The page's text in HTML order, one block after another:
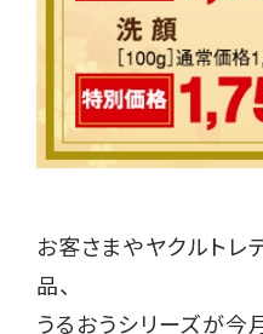
お客さまやヤクルト
品、
うるおうシリーズが今